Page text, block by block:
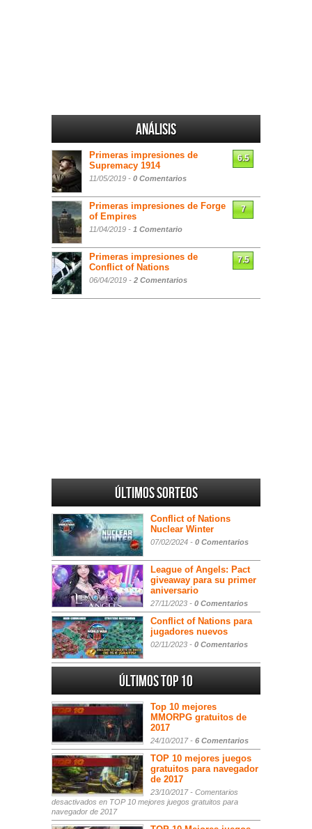
Análisis
Primeras impresiones de
Supremacy 1914
11/05/2019 - 0 Comentarios
6.5
Primeras impresiones de Forge
of Empires
11/04/2019 - 1 Comentario
7
Primeras impresiones de
Conflict of Nations
06/04/2019 - 2 Comentarios
7.5
Últimos sorteos
Conflict of Nations
Nuclear Winter
07/02/2024 - 0 Comentarios
League of Angels: Pact
giveaway para su primer
aniversario
27/11/2023 - 0 Comentarios
Conflict of Nations para
jugadores nuevos
02/11/2023 - 0 Comentarios
Últimos Top 10
Top 10 mejores
MMORPG gratuitos de
2017
24/10/2017 - 6 Comentarios
TOP 10 mejores juegos
gratuitos para navegador
de 2017
23/10/2017 - Comentarios
desactivados en TOP 10 mejores juegos gratuitos para
navegador de 2017